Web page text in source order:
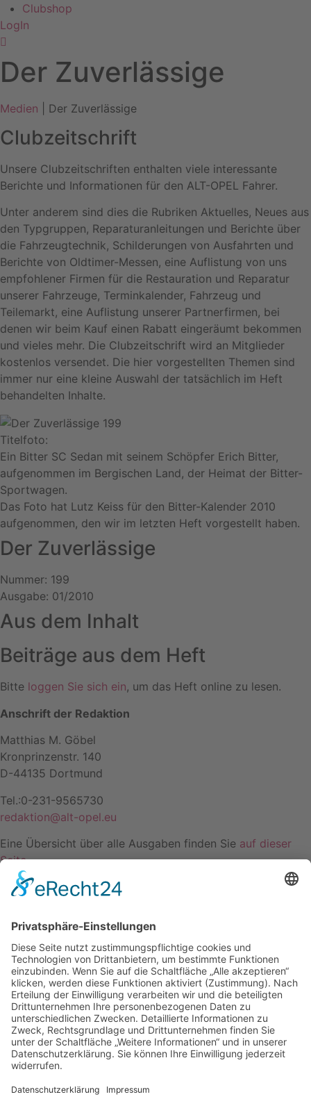
Clubshop
LogIn
Der Zuverlässige
Medien | Der Zuverlässige
Clubzeitschrift
Unsere Clubzeitschriften enthalten viele interessante
Berichte und Informationen für den ALT-OPEL Fahrer.
Unter anderem sind dies die Rubriken Aktuelles, Neues aus
den Typgruppen, Reparaturanleitungen und Berichte über
die Fahrzeugtechnik, Schilderungen von Ausfahrten und
Berichte von Oldtimer-Messen, eine Auflistung von uns
empfohlener Firmen für die Restauration und Reparatur
unserer Fahrzeuge, Terminkalender, Fahrzeug und
Teilemarkt, eine Auflistung unserer Partnerfirmen, bei
denen wir beim Kauf einen Rabatt eingeräumt bekommen
und vieles mehr. Die Clubzeitschrift wird an Mitglieder
kostenlos versendet. Die hier vorgestellten Themen sind
immer nur eine kleine Auswahl der tatsächlich im Heft
behandelten Inhalte.
Titelfoto:
Ein Bitter SC Sedan mit seinem Schöpfer Erich Bitter,
aufgenommen im Bergischen Land, der Heimat der Bitter-
Sportwagen.
Das Foto hat Lutz Keiss für den Bitter-Kalender 2010
aufgenommen, den wir im letzten Heft vorgestellt haben.
Der Zuverlässige
Nummer: 199
Ausgabe: 01/2010
Aus dem Inhalt
Beiträge aus dem Heft
Bitte loggen Sie sich ein, um das Heft online zu lesen.
Anschrift der Redaktion
Matthias M. Göbel
Kronprinzenstr. 140
D-44135 Dortmund
Tel.:0-231-9565730
redaktion@alt-opel.eu
Eine Übersicht über alle Ausgaben finden Sie auf dieser
Seite.
Mitgliederkönnen die Einzelausgaben auch online lesen.
Impressum
Datenschutzerklärung
Mitgliederbereich
Facebook
Instagram
Umsetzung:DOUBLE-A-DESIGN
Kontakt
Impressum
Datenschutzerklärung
Mitgliederbereich
Facebook
Instagram